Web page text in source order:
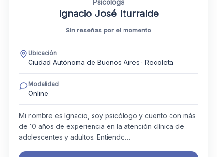
Psicóloga
Ignacio José Iturralde
Sin reseñas por el momento
Ubicación
Ciudad Autónoma de Buenos Aires · Recoleta
Modalidad
Online
Mi nombre es Ignacio, soy psicólogo y cuento con más
de 10 años de experiencia en la atención clínica de
adolescentes y adultos. Entiendo…